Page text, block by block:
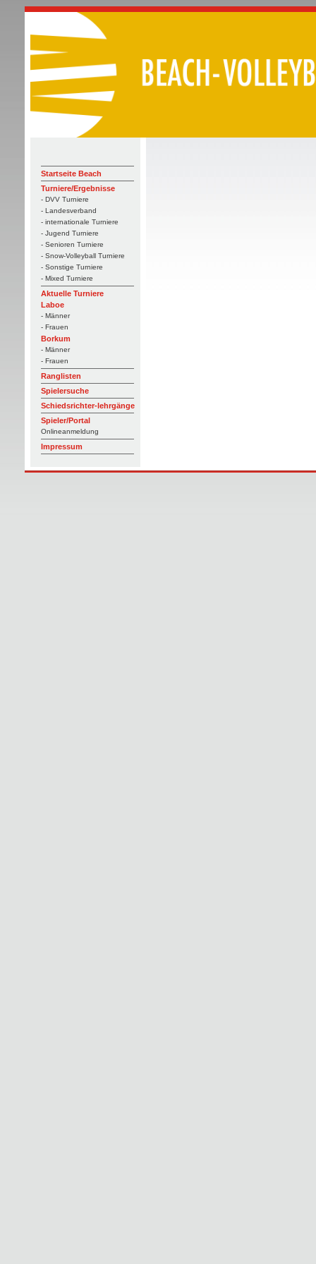
Startseite Beach
Turniere/Ergebnisse
- DVV Turniere
- Landesverband
- internationale Turniere
- Jugend Turniere
- Senioren Turniere
- Snow-Volleyball Turniere
- Sonstige Turniere
- Mixed Turniere
Aktuelle Turniere
Laboe
- Männer
- Frauen
Borkum
- Männer
- Frauen
Ranglisten
Spielersuche
Schiedsrichter-lehrgänge
Spieler/Portal
Onlineanmeldung
Impressum